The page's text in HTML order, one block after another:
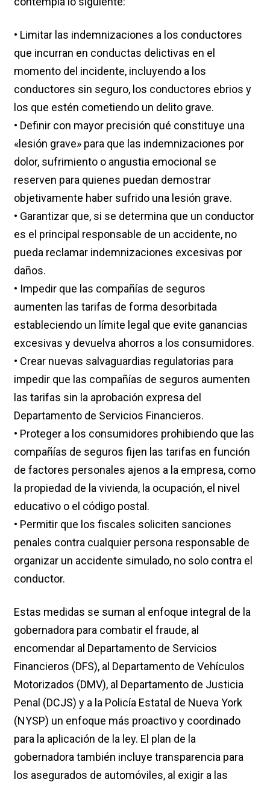
• Limitar las indemnizaciones a los conductores
que incurran en conductas delictivas en el
momento del incidente, incluyendo a los
conductores sin seguro, los conductores ebrios y
los que estén cometiendo un delito grave.
• Definir con mayor precisión qué constituye una
«lesión grave» para que las indemnizaciones por
dolor, sufrimiento o angustia emocional se
reserven para quienes puedan demostrar
objetivamente haber sufrido una lesión grave.
• Garantizar que, si se determina que un conductor
es el principal responsable de un accidente, no
pueda reclamar indemnizaciones excesivas por
daños.
• Impedir que las compañías de seguros
aumenten las tarifas de forma desorbitada
estableciendo un límite legal que evite ganancias
excesivas y devuelva ahorros a los consumidores.
• Crear nuevas salvaguardias regulatorias para
impedir que las compañías de seguros aumenten
las tarifas sin la aprobación expresa del
Departamento de Servicios Financieros.
• Proteger a los consumidores prohibiendo que las
compañías de seguros fijen las tarifas en función
de factores personales ajenos a la empresa, como
la propiedad de la vivienda, la ocupación, el nivel
educativo o el código postal.
• Permitir que los fiscales soliciten sanciones
penales contra cualquier persona responsable de
organizar un accidente simulado, no solo contra el
conductor.
Estas medidas se suman al enfoque integral de la
gobernadora para combatir el fraude, al
encomendar al Departamento de Servicios
Financieros (DFS), al Departamento de Vehículos
Motorizados (DMV), al Departamento de Justicia
Penal (DCJS) y a la Policía Estatal de Nueva York
(NYSP) un enfoque más proactivo y coordinado
para la aplicación de la ley. El plan de la
gobernadora también incluye transparencia para
los asegurados de automóviles, al exigir a las